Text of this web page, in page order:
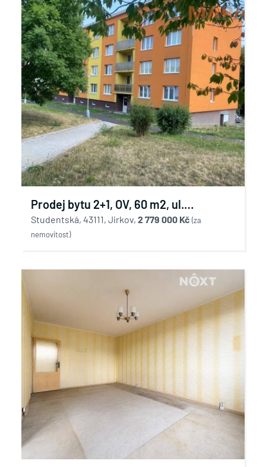
Prodej bytu 2+1, OV, 60 m2, ul.
Studentská, Jirkov v
Studentská, 43111, Jirkov, 2 779 000 Kč (za
nemovitost)